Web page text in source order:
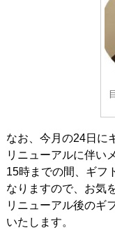
なお、今月の24日に
リニューアルに伴い
15時までの間、ギフ
なりますので、お気
リニューアル後のギ
いたします。